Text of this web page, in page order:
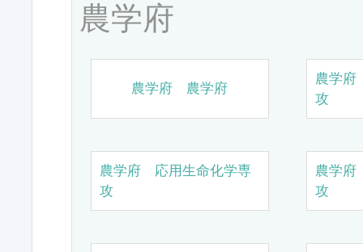
農学府
農学府 農学府
農学
攻
農学府 応用生命化学専
攻
農学
攻